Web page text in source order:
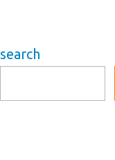
search